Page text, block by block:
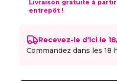
Livraison gratuite à
entrepôt !
Recevez-le d'ici le
Commandez dans les18